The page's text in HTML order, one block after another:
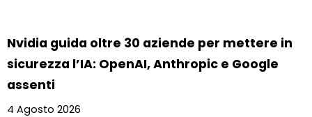
Nvidia guida oltre 30 aziende per mettere in
sicurezza l’IA: OpenAI, Anthropic e Google
assenti
4 Agosto 2026